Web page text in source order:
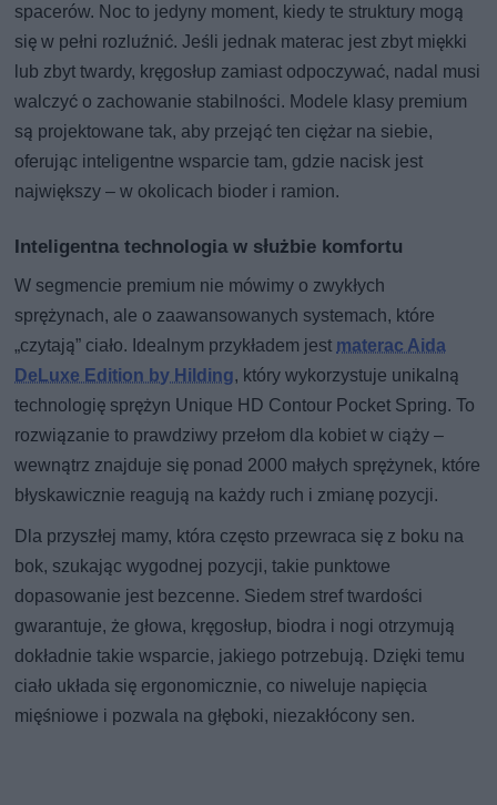
spacerów. Noc to jedyny moment, kiedy te struktury mogą
się w pełni rozluźnić. Jeśli jednak materac jest zbyt miękki
lub zbyt twardy, kręgosłup zamiast odpoczywać, nadal musi
walczyć o zachowanie stabilności. Modele klasy premium
są projektowane tak, aby przejąć ten ciężar na siebie,
oferując inteligentne wsparcie tam, gdzie nacisk jest
największy – w okolicach bioder i ramion.
Inteligentna technologia w służbie komfortu
W segmencie premium nie mówimy o zwykłych
sprężynach, ale o zaawansowanych systemach, które
„czytają” ciało. Idealnym przykładem jest materac Aida
DeLuxe Edition by Hilding, który wykorzystuje unikalną
technologię sprężyn Unique HD Contour Pocket Spring. To
rozwiązanie to prawdziwy przełom dla kobiet w ciąży –
wewnątrz znajduje się ponad 2000 małych sprężynek, które
błyskawicznie reagują na każdy ruch i zmianę pozycji.
Dla przyszłej mamy, która często przewraca się z boku na
bok, szukając wygodnej pozycji, takie punktowe
dopasowanie jest bezcenne. Siedem stref twardości
gwarantuje, że głowa, kręgosłup, biodra i nogi otrzymują
dokładnie takie wsparcie, jakiego potrzebują. Dzięki temu
ciało układa się ergonomicznie, co niweluje napięcia
mięśniowe i pozwala na głęboki, niezakłócony sen.